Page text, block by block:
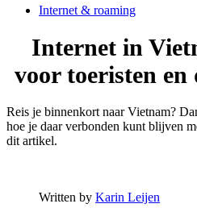
Internet & roaming
Internet in
voor toeristen
Reis je binnenkort naar Vietnam?
hoe je daar verbonden kunt blijven
dit artikel.
Written by Karin Leijen